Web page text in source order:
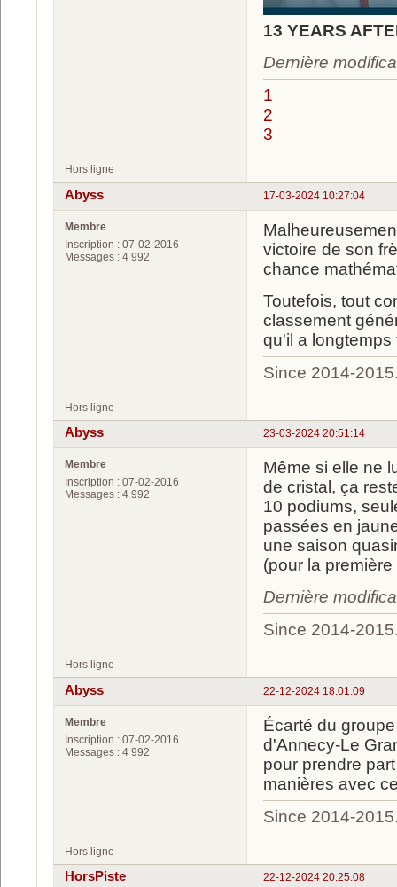
13 YEARS
Dernière
1
2
3
Hors ligne
17-03-2024 10:27:04
Abyss
Membre
Inscription : 07-02-2016
Messages : 4 992
victoire de son
chance
Toutefois, tout
classement
qu'il a
Since 2014-
Hors ligne
23-03-2024 20:51:14
Abyss
Membre
Inscription : 07-02-2016
Messages : 4 992
Même si elle ne
de cristal, ça
10 podiums,
passées en
une saison
(pour la
Dernière
Since 2014-
Hors ligne
22-12-2024 18:01:09
Abyss
Membre
Inscription : 07-02-2016
Messages : 4 992
Écarté du
d'Annecy-Le
pour prendre
manières avec
Since 2014-
Hors ligne
22-12-2024 20:25:08
HorsPiste